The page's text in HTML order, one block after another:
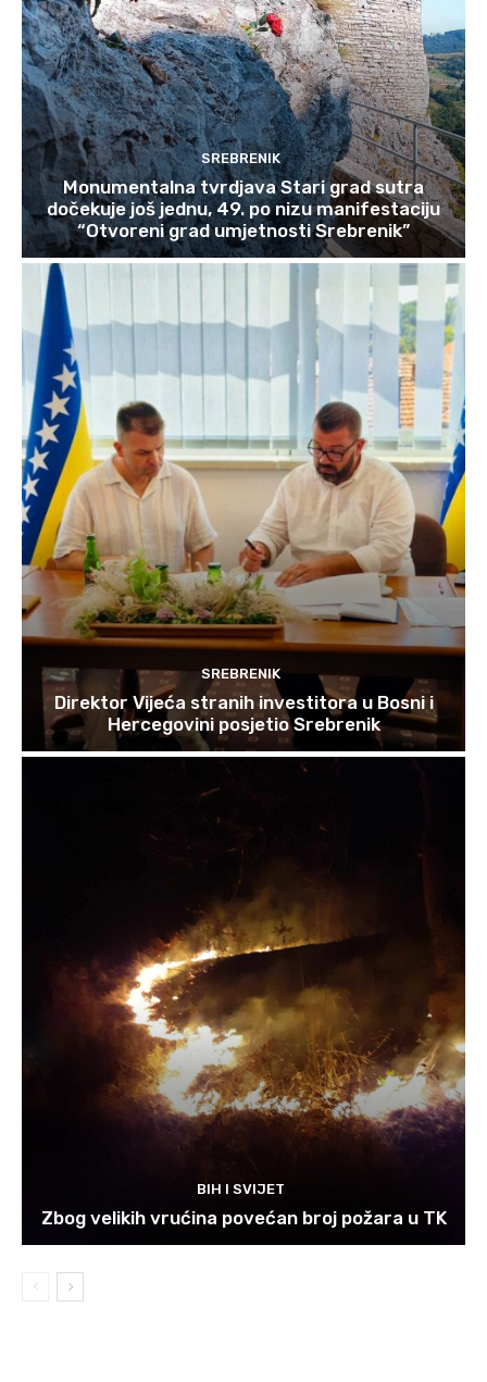
SREBRENIK
Monumentalna tvrdjava Stari grad sutra
dočekuje još jednu, 49. po nizu manifestaciju
“Otvoreni grad umjetnosti Srebrenik”
SREBRENIK
Direktor Vijeća stranih investitora u Bosni i
Hercegovini posjetio Srebrenik
BIH I SVIJET
Zbog velikih vrućina povećan broj požara u TK